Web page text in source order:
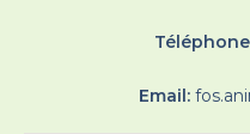
Email: